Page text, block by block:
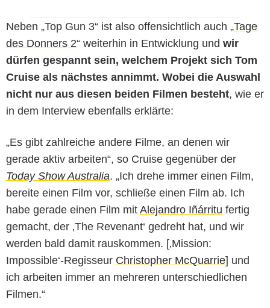
Neben „Top Gun 3“ ist also offensichtlich auch „Tage
des Donners 2“ weiterhin in Entwicklung und wir
dürfen gespannt sein, welchem Projekt sich Tom
Cruise als nächstes annimmt. Wobei die Auswahl
nicht nur aus diesen beiden Filmen besteht, wie er
in dem Interview ebenfalls erklärte:
„Es gibt zahlreiche andere Filme, an denen wir
gerade aktiv arbeiten“, so Cruise gegenüber der
Today Show Australia. „Ich drehe immer einen Film,
bereite einen Film vor, schließe einen Film ab. Ich
habe gerade einen Film mit Alejandro Iñárritu fertig
gemacht, der ‚The Revenant‘ gedreht hat, und wir
werden bald damit rauskommen. [‚Mission:
Impossible‘-Regisseur Christopher McQuarrie] und
ich arbeiten immer an mehreren unterschiedlichen
Filmen.“